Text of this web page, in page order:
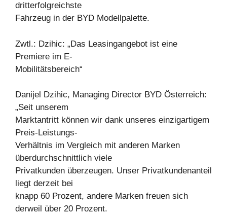
dritterfolgreichste
Fahrzeug in der BYD Modellpalette.
Zwtl.: Dzihic: „Das Leasingangebot ist eine
Premiere im E-
Mobilitätsbereich“
Danijel Dzihic, Managing Director BYD Österreich:
„Seit unserem
Marktantritt können wir dank unseres einzigartigem
Preis-Leistungs-
Verhältnis im Vergleich mit anderen Marken
überdurchschnittlich viele
Privatkunden überzeugen. Unser Privatkundenanteil
liegt derzeit bei
knapp 60 Prozent, andere Marken freuen sich
derweil über 20 Prozent.